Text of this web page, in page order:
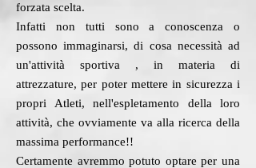
forzata scelta.
Infatti non tutti sono a conoscenza o
possono immaginarsi, di cosa necessità ad
un'attività sportiva , in materia di
attrezzature, per poter mettere in sicurezza i
propri Atleti, nell'espletamento della loro
attività, che ovviamente va alla ricerca della
massima performance!!
Certamente avremmo potuto optare per una